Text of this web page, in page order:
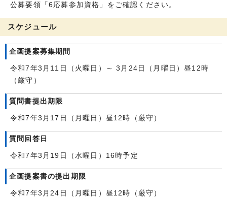
公募要領「6応募参加資格」をご確認ください。
スケジュール
企画提案募集期間
令和7年3月11日（火曜日）～ 3月24日（月曜日）昼12時
（厳守）
質問書提出期限
令和7年3月17日（月曜日）昼12時（厳守）
質問回答日
令和7年3月19日（水曜日）16時予定
企画提案書の提出期限
令和7年3月24日（月曜日）昼12時（厳守）